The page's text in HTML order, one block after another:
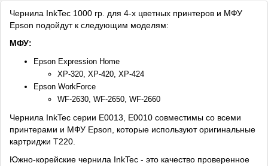
Чернила InkTec 1000 гр. для 4-х цветных принтеров и МФУ
Epson подойдут к следующим моделям:
МФУ:
Epson Expression Home
XP-320, XP-420, XP-424
Epson WorkForce
WF-2630, WF-2650, WF-2660
Чернила InkTec серии E0013, E0010 совместимы со всеми
принтерами и МФУ Epson, которые используют оригинальные
картриджи T220.
Южно-корейские чернила InkTec - это качество проверенное